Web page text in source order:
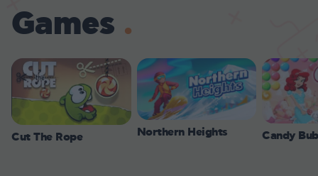
Games
Cut The Rope Northern Heights Candy